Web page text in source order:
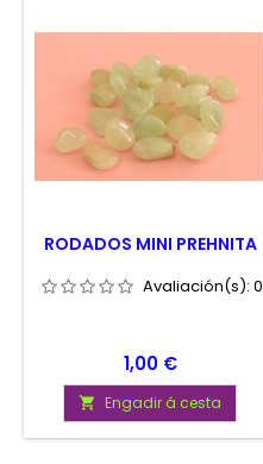
RODADOS MINI PREHNITA
Avaliación(s): 0
Prezo
1,00 €
 Engadir á cesta